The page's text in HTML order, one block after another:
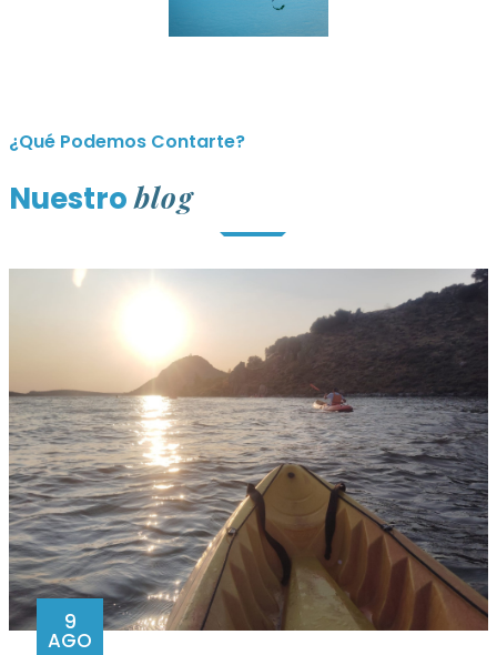
¿Qué Podemos Contarte?
Nuestroblog
9
AGO